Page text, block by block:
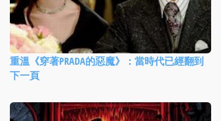
重溫《穿著PRADA的惡魔》：當時代已經翻到
下一頁